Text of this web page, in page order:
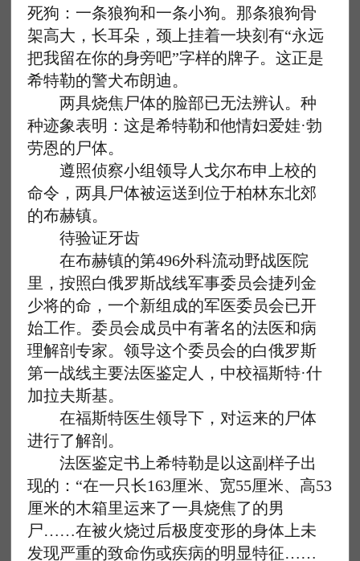
死狗：一条狼狗和一条小狗。那条狼狗骨
架高大，长耳朵，颈上挂着一块刻有“永远
把我留在你的身旁吧”字样的牌子。这正是
希特勒的警犬布朗迪。
两具烧焦尸体的脸部已无法辨认。种
种迹象表明：这是希特勒和他情妇爱娃·勃
劳恩的尸体。
遵照侦察小组领导人戈尔布申上校的
命令，两具尸体被运送到位于柏林东北郊
的布赫镇。
待验证牙齿
在布赫镇的第496外科流动野战医院
里，按照白俄罗斯战线军事委员会捷列金
少将的命，一个新组成的军医委员会已开
始工作。委员会成员中有著名的法医和病
理解剖专家。领导这个委员会的白俄罗斯
第一战线主要法医鉴定人，中校福斯特·什
加拉夫斯基。
在福斯特医生领导下，对运来的尸体
进行了解剖。
法医鉴定书上希特勒是以这副样子出
现的：“在一只长163厘米、宽55厘米、高53
厘米的木箱里运来了一具烧焦了的男
尸……在被火烧过后极度变形的身体上未
发现严重的致命伤或疾病的明显特征……